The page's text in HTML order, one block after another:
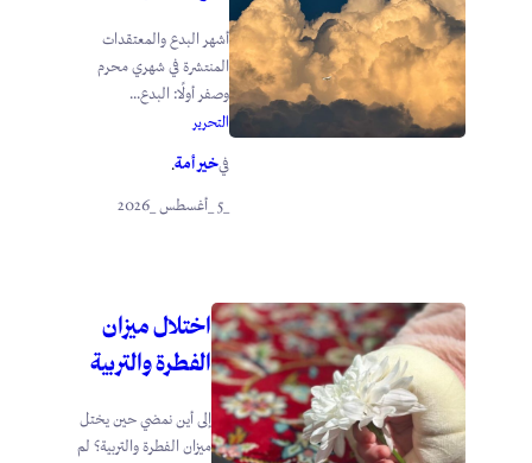
أشهر البدع والمعتقدات
المنتشرة في شهري محرم
وصفر أولًا: البدع...
التحرير
فيخير أمة.
_5 _أغسطس _2026
اختلال ميزان
الفطرة والتربية
إلى أين نمضي حين يختل
ميزان الفطرة والتربية؟ لم